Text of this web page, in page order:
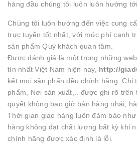
hàng đầu chúng tôi luôn luôn hướng tới.
Chúng tôi luôn hướng đến việc cung
trực tuyến tốt nhất, với mức phí cạnh
sản phẩm Quý khách quan tâm.
Được đánh giá là một trong những
tín nhất Việt Nam hiện nay, http://
kết mọi sản phẩn đều chính hãng. Chi
phẩm, Nơi sản xuất,.. được ghi rõ trên
quyết không bao giờ bán hàng nhái,
Thời gian giao hàng luôn đảm bảo
hàng không đạt chất lượng bất kỳ khi
chính hãng được xác định là lỗi.